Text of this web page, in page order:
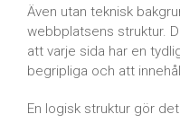
Även utan teknisk
webbplatsens struktur.
att varje sida har en
begripliga och att
En logisk struktur gör